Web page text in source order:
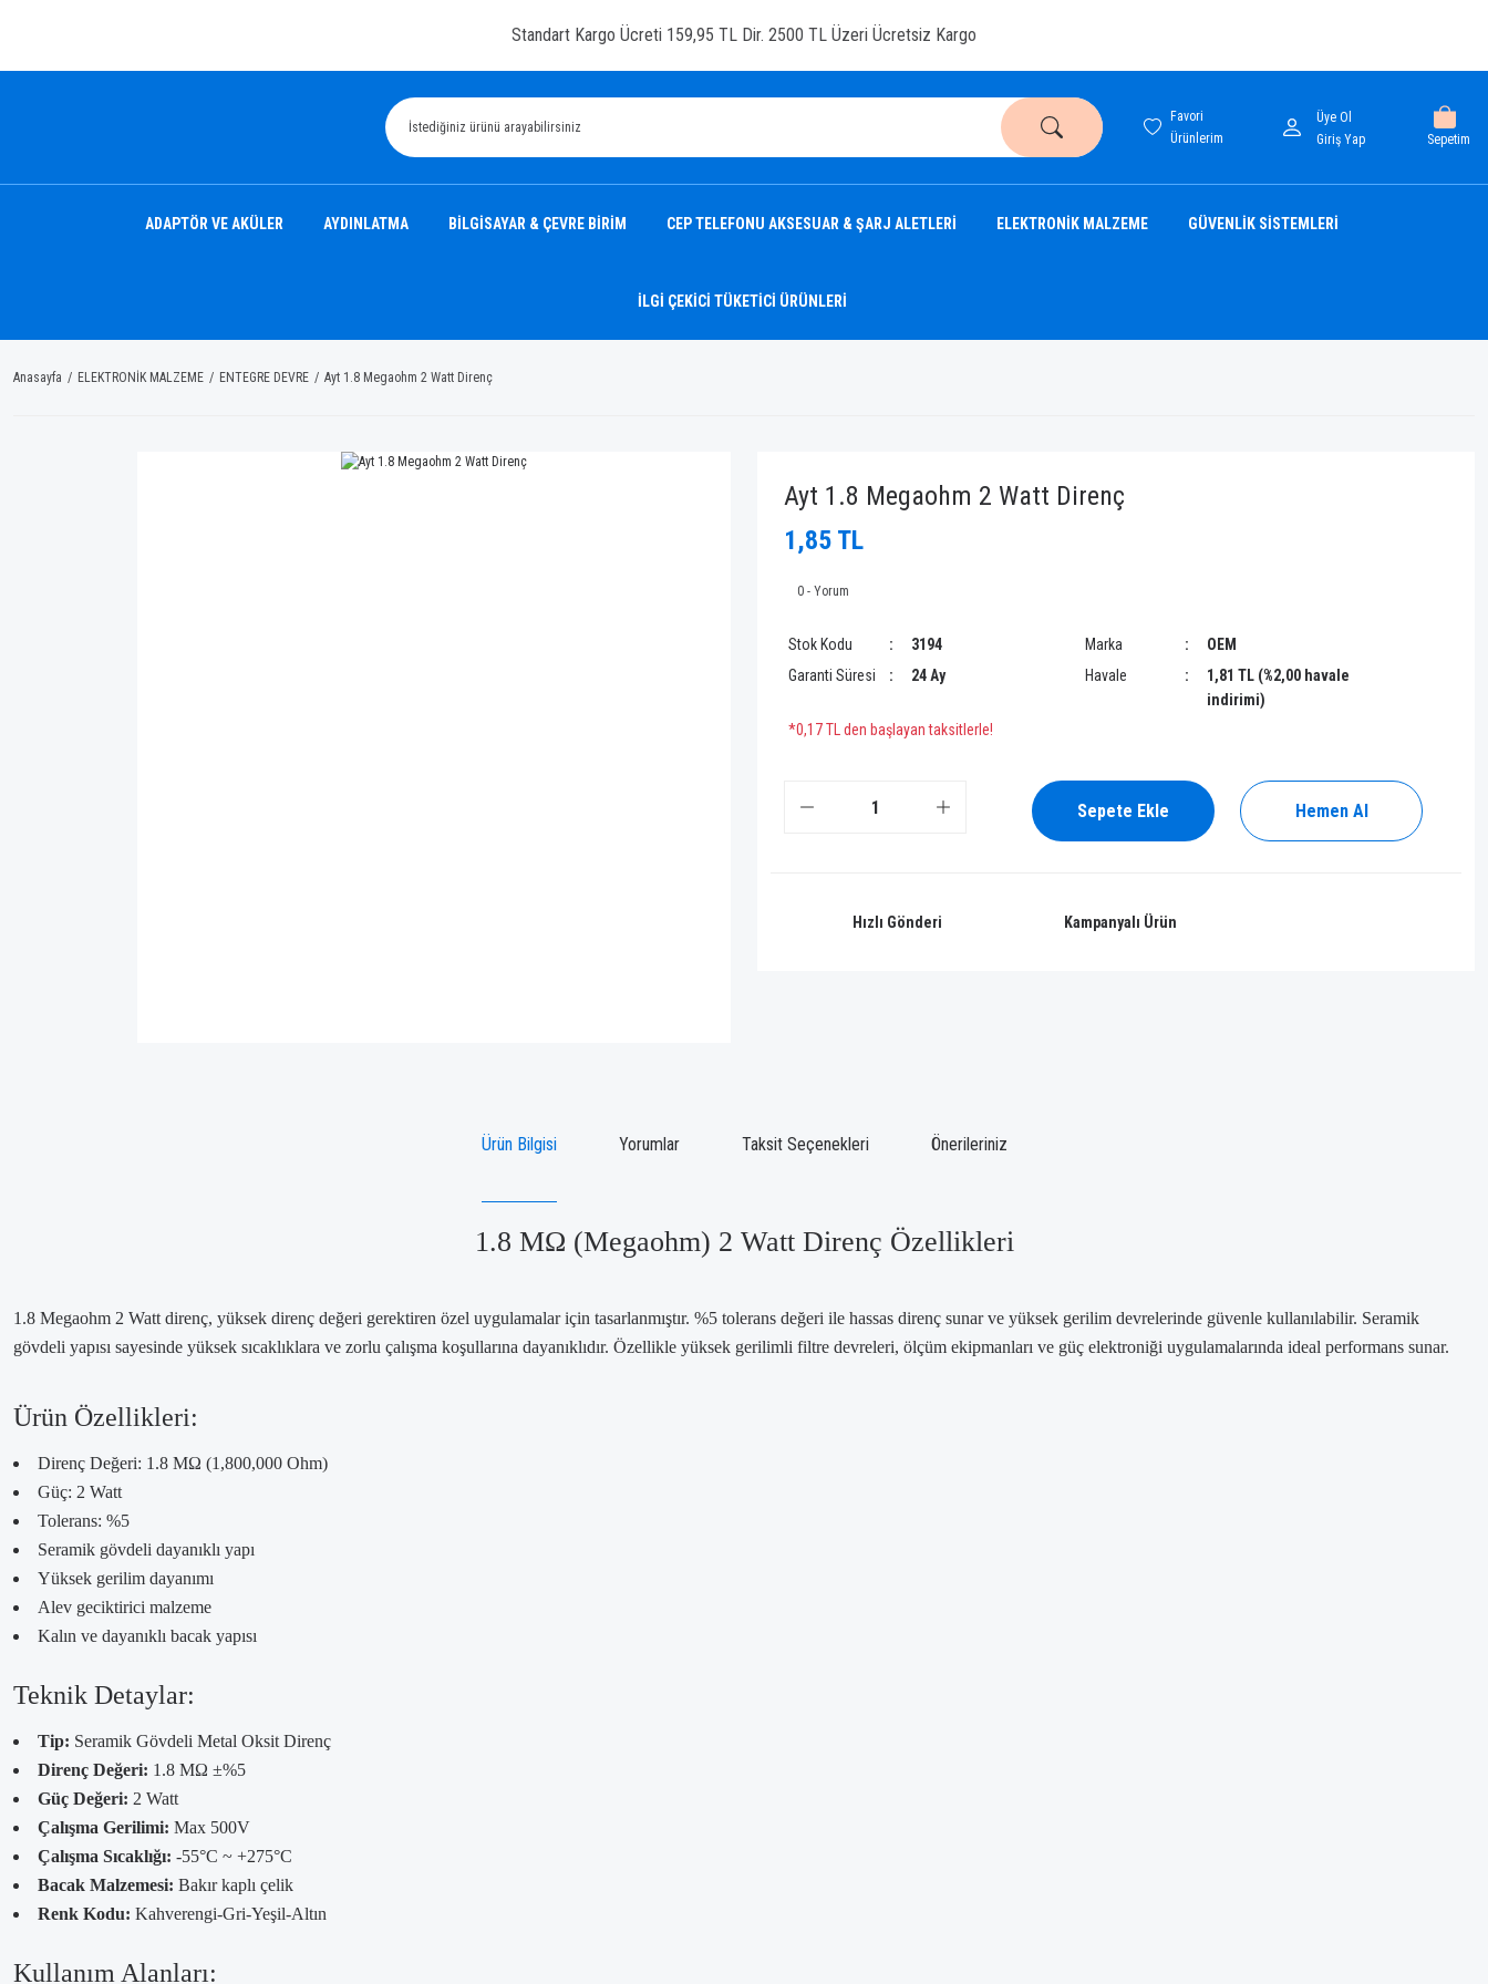
Standart Kargo Ücreti 159,95 TL Dir. 2500 TL Üzeri Ücretsiz Kargo
Favori
Ürünlerim
Giriş Yap
Üye Ol
Sepetim
ADAPTÖR VE AKÜLER AYDINLATMA BİLGİSAYAR & ÇEVRE BİRİM CEP TELEFONU AKSESUAR & ŞARJ ALETLERİ ELEKTRONİK MALZEME GÜVENLİK SİSTEMLERİ
İLGİ ÇEKİCİ TÜKETİCİ ÜRÜNLERİ
Anasayfa ELEKTRONİK MALZEME ENTEGRE DEVRE Ayt 1.8 Megaohm 2 Watt Direnç
Ayt 1.8 Megaohm 2 Watt Direnç
1,85 TL
0 - Yorum
Stok Kodu 3194 Marka
OEM
Garanti Süresi
24 Ay Havale
1,81 TL (%2,00 havale
indirimi)
*0,17 TL den başlayan taksitlerle!
Sepete Ekle Hemen Al
Hızlı Gönderi Kampanyalı Ürün
Ürün Bilgisi Yorumlar Taksit Seçenekleri Önerileriniz
1.8 MΩ (Megaohm) 2 Watt Direnç Özellikleri
1.8 Megaohm 2 Watt direnç, yüksek direnç değeri gerektiren özel uygulamalar için tasarlanmıştır. %5 tolerans değeri ile hassas direnç sunar ve yüksek gerilim devrelerinde güvenle kullanılabilir. Seramik
gövdeli yapısı sayesinde yüksek sıcaklıklara ve zorlu çalışma koşullarına dayanıklıdır. Özellikle yüksek gerilimli filtre devreleri, ölçüm ekipmanları ve güç elektroniği uygulamalarında ideal performans sunar.
Ürün Özellikleri:
Direnç Değeri: 1.8 MΩ (1,800,000 Ohm)
Güç: 2 Watt
Tolerans: %5
Seramik gövdeli dayanıklı yapı
Yüksek gerilim dayanımı
Alev geciktirici malzeme
Kalın ve dayanıklı bacak yapısı
Teknik Detaylar:
Tip: Seramik Gövdeli Metal Oksit Direnç
Direnç Değeri: 1.8 MΩ ±%5
Güç Değeri: 2 Watt
Çalışma Gerilimi: Max 500V
Çalışma Sıcaklığı: -55°C ~ +275°C
Bacak Malzemesi: Bakır kaplı çelik
Renk Kodu: Kahverengi-Gri-Yeşil-Altın
Kullanım Alanları: